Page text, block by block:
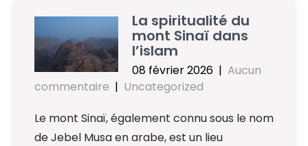
La spiritualité du
mont Sinaï dans
l’islam
08 février 2026 | Aucun
commentaire | Uncategorized
Le mont Sinaï, également connu sous le nom
de Jebel Musa en arabe, est un lieu